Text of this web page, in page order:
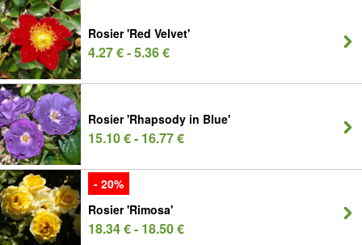
Rosier 'Red Velvet'
4.27 € - 5.36 €
Rosier 'Rhapsody in Blue'
15.10 € - 16.77 €
- 20%
Rosier 'Rimosa'
18.34 € - 18.50 €